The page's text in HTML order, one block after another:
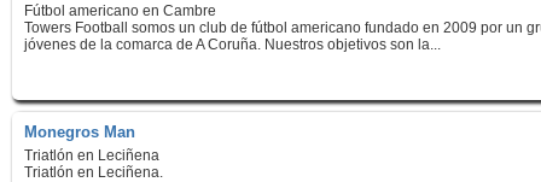
Fútbol americano en Cambre
Towers Football somos un club de fútbol americano fundado en 2009 por un
jóvenes de la comarca de A Coruña. Nuestros objetivos son la...
Monegros Man
Triatlón en Leciñena
Triatlón en Leciñena.